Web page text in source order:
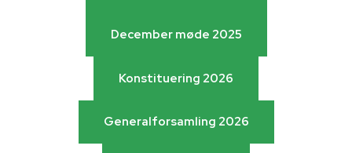
November møde 2025
December møde 2025
December møde 2025
Konstituering 2026
Konstituering 2026
Generalforsamling 2026